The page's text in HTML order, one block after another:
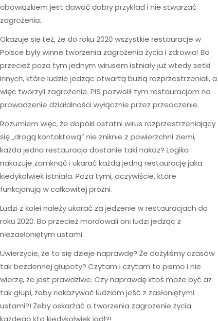
obowiązkiem jest dawać dobry przykład i nie stwarzać
zagrożenia.
Okazuje się też, że do roku 2020 wszystkie restauracje w
Polsce były winne tworzenia zagrożenia życia i zdrowia! Bo
przecież poza tym jednym wirusem istniały już wtedy setki
innych, które ludzie jedząc otwartą buzią rozprzestrzeniali, a
więc tworzyli zagrożenie. PIS pozwolił tym restauracjom na
prowadzenie działalności wyłącznie przez przeoczenie.
Rozumiem więc, że dopóki ostatni wirus rozprzestrzeniający
się „drogą kontaktową” nie zniknie z powierzchni ziemi,
każda jedna restauracja dostanie taki nakaz? Logika
nakazuje zamknąć i ukarać każdą jedną restaurację jaka
kiedykolwiek istniała. Poza tymi, oczywiście, które
funkcjonują w całkowitej próżni.
Ludzi z kolei należy ukarać za jedzenie w restauracjach do
roku 2020. Bo przecież mordowali oni ludzi jedząc z
niezasłoniętym ustami.
Uwierzycie, że to się dzieje naprawdę? Że dożyliśmy czasów
tak bezdennej głupoty? Czytam i czytam to pismo i nie
wierzę, że jest prawdziwe. Czy naprawdę ktoś może być aż
tak głupi, żeby nakazywać ludziom jeść z zasłoniętymi
ustami?! Żeby oskarżać o tworzenia zagrożenie życia
każdego kto kiedykolwiek jadł?!